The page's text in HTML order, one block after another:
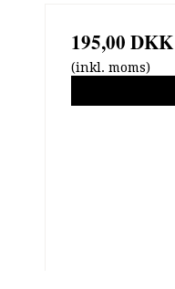
195,00 DKK
(inkl. moms)